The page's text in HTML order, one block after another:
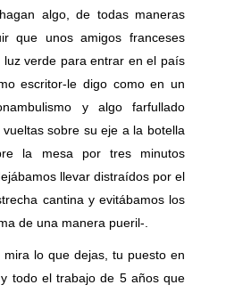
algo, de todas maneras
que unos amigos franceses
luz verde para entrar en el país
escritor-le digo como en un
y algo farfullado
sobre su eje a la botella
la mesa por tres minutos
llevar distraídos por el
cantina y evitábamos los
de una manera pueril-.
mira lo que dejas, tu puesto en
todo el trabajo de 5 años que